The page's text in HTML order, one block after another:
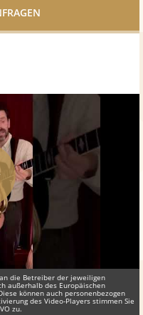
die Betreiber der jeweiligen
außerhalb des Europäischen
können auch personenbezogen
des Video-Players stimmen Sie
zu.